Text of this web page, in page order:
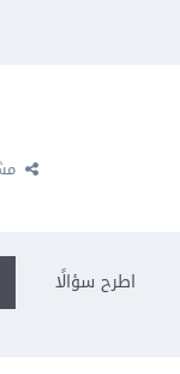
اطرح سؤالًا